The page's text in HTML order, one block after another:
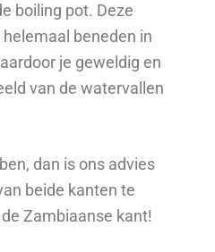
boiling pot. Deze
beneden in
je geweldig en
van de watervallen
dan is ons advies
beide kanten te
Zambiaanse kant!